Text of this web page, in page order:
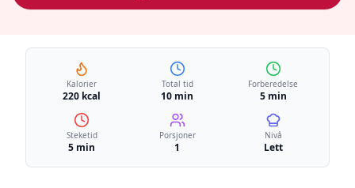
Kalorier
220 kcal
Total tid
10 min
Forberedelse
5 min
Steketid
5 min
Porsjoner
1
Nivå
Lett